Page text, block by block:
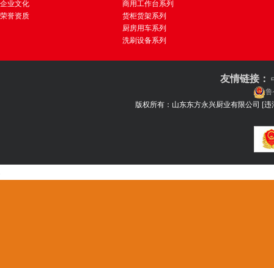
企业文化
荣誉资质
商用工作台系列
货柜货架系列
厨房用车系列
洗刷设备系列
友情链接：
鲁
版权所有：山东东方永兴厨业有限公司 [违